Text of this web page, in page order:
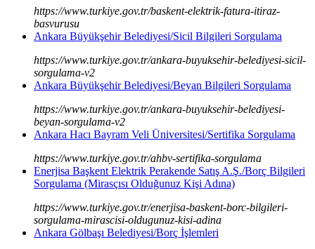
https://www.turkiye.gov.tr/baskent-elektrik-fatura-itiraz-
basvurusu
Ankara Büyükşehir Belediyesi/Sicil Bilgileri Sorgulama
https://www.turkiye.gov.tr/ankara-buyuksehir-belediyesi-sicil-
sorgulama-v2
Ankara Büyükşehir Belediyesi/Beyan Bilgileri Sorgulama
https://www.turkiye.gov.tr/ankara-buyuksehir-belediyesi-
beyan-sorgulama-v2
Ankara Hacı Bayram Veli Üniversitesi/Sertifika Sorgulama
https://www.turkiye.gov.tr/ahbv-sertifika-sorgulama
Enerjisa Başkent Elektrik Perakende Satış A.Ş./Borç Bilgileri
Sorgulama (Mirasçısı Olduğunuz Kişi Adına)
https://www.turkiye.gov.tr/enerjisa-baskent-borc-bilgileri-
sorgulama-mirascisi-oldugunuz-kisi-adina
Ankara Gölbaşı Belediyesi/Borç İşlemleri